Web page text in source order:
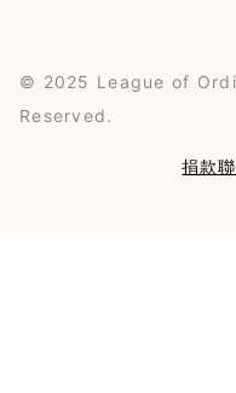
© 2025 League of
Reserved.
捐款